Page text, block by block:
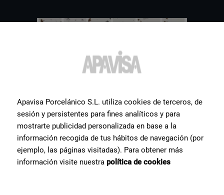
Apavisa Porcelánico S.L. utiliza cookies de terceros, de
sesión y persistentes para fines analíticos y para
mostrarte publicidad personalizada en base a la
información recogida de tus hábitos de navegación (por
ejemplo, las páginas visitadas). Para obtener más
información visite nuestra política de cookies